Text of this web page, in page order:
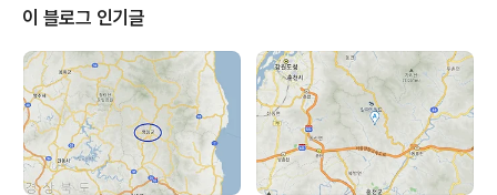
상황 공기질은 어제 초미세먼지 좋음 = 3 ㎍/m³ 미세먼
지는 좋음 = 10 ㎍/m³ 황사는 보통 = 1 ㎍/m³ 자외선
(오후) = 보통 오늘 초미세먼지 좋음 = 12 ㎍/m³ 미세먼
지는 좋음 = 18 ㎍/m³ 황사는 보통 = 29 ㎍/m³ 자외선
(오후) = 보통 대기상태는 어제보다 조..
이 블로그 인기글